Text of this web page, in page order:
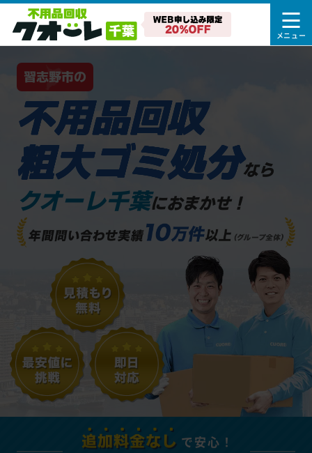
習志野市の
不用品回収
粗大ゴミ処分なら
クオーレ千葉におまかせ！
追加料金なし で安心！